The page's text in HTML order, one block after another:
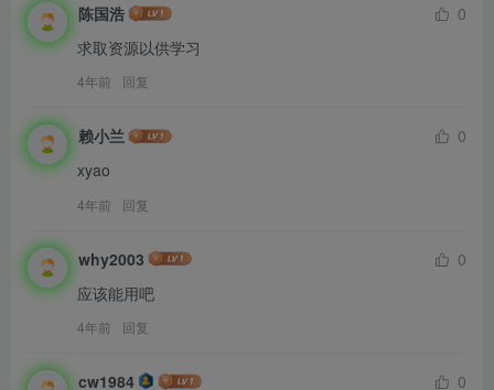
陈国浩
0
求取资源以供学习
4年前 回复
赖小兰
0
xyao
4年前 回复
why2003
0
应该能用吧
4年前 回复
cw1984
0